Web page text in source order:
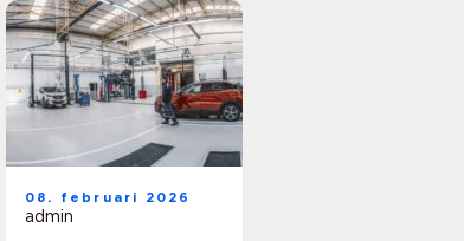
08. februari 2026
admin